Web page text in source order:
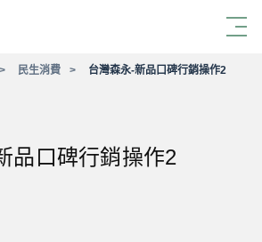
民生消費 台灣森永-新品口碑行銷操作2
品口碑行銷操作2